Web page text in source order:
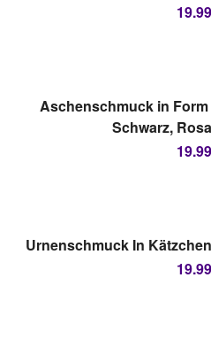
19.99
Aschenschmuck in Form
Schwarz,
19.99
Urnenschmuck In
19.99